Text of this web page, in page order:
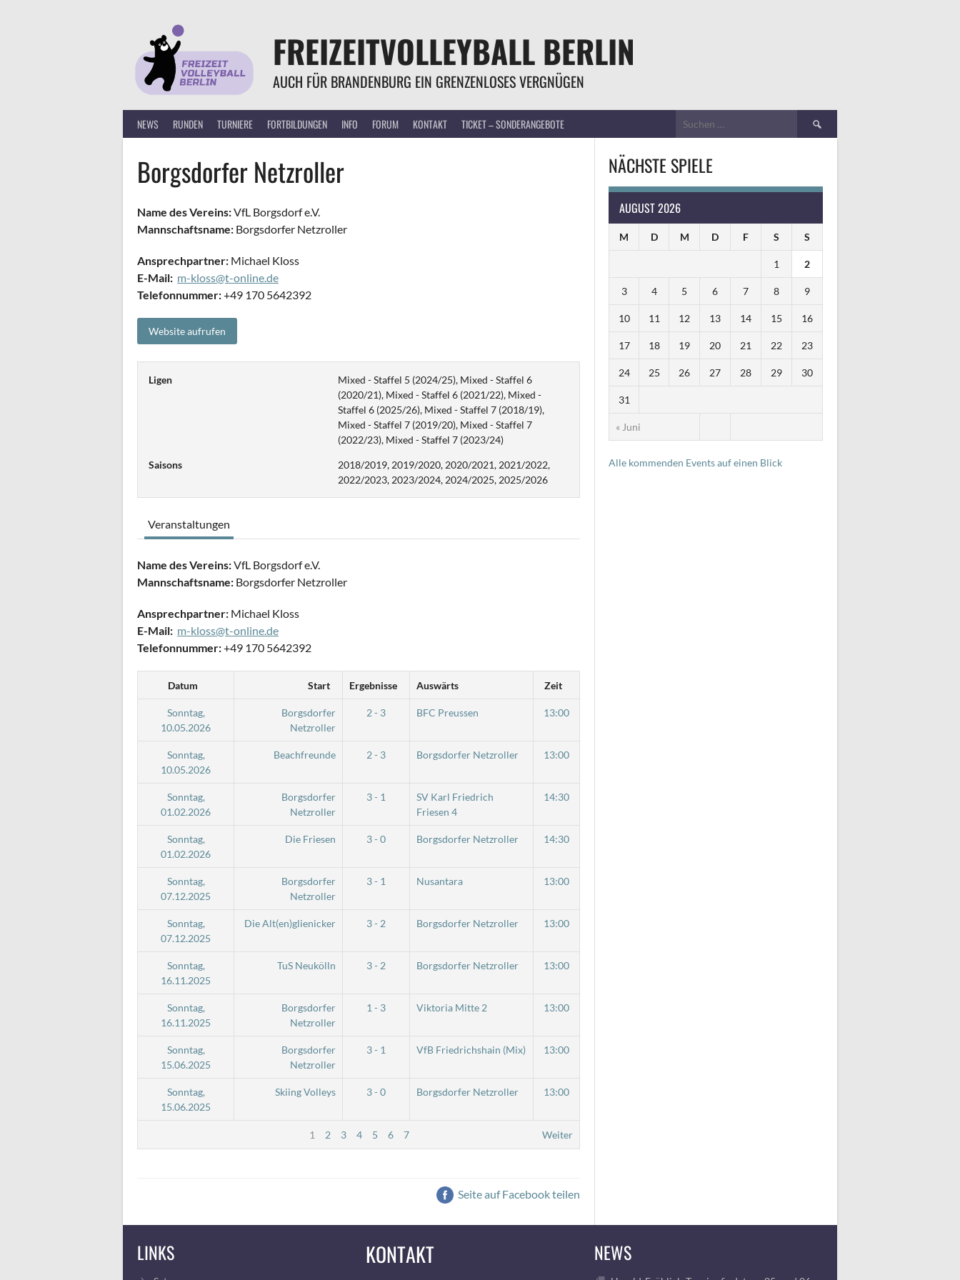
FREIZEITVOLLEYBALL BERLIN
AUCH FÜR BRANDENBURG EIN GRENZENLOSES VERGNÜGEN
NEWS RUNDEN TURNIERE FORTBILDUNGEN INFO FORUM KONTAKT TICKET – SONDERANGEBOTE
Suchen
nach:
Borgsdorfer Netzroller
Name des Vereins:VfL Borgsdorf e.V.
Mannschaftsname: Borgsdorfer Netzroller
Ansprechpartner: Michael Kloss
E-Mail: m-kloss@t-online.de
Telefonnummer:+49 170 5642392
Ligen
Mixed - Staffel 5 (2024/25), Mixed - Staffel 6
(2020/21), Mixed - Staffel 6 (2021/22), Mixed -
Staffel 6 (2025/26), Mixed - Staffel 7 (2018/19),
Mixed - Staffel 7 (2019/20), Mixed - Staffel 7
(2022/23), Mixed - Staffel 7 (2023/24)
Saisons
2018/2019, 2019/2020, 2020/2021, 2021/2022,
2022/2023, 2023/2024, 2024/2025, 2025/2026
Veranstaltungen
Name des Vereins:VfL Borgsdorf e.V.
Mannschaftsname: Borgsdorfer Netzroller
Ansprechpartner: Michael Kloss
E-Mail: m-kloss@t-online.de
Telefonnummer:+49 170 5642392
Datum Start Ergebnisse Auswärts Zeit
Sonntag,
10.05.2026
Borgsdorfer
Netzroller
2 - 3 BFC Preussen 13:00
Sonntag,
10.05.2026
Beachfreunde 2 - 3 Borgsdorfer Netzroller 13:00
Sonntag,
01.02.2026
Borgsdorfer
Netzroller
3 - 1
SV Karl Friedrich
Friesen 4
14:30
Sonntag,
01.02.2026
Die Friesen 3 - 0 Borgsdorfer Netzroller 14:30
Sonntag,
07.12.2025
Borgsdorfer
Netzroller
3 - 1 Nusantara 13:00
Sonntag,
07.12.2025
Die Alt(en)glienicker 3 - 2 Borgsdorfer Netzroller 13:00
Sonntag,
16.11.2025
TuS Neukölln 3 - 2 Borgsdorfer Netzroller 13:00
Sonntag,
16.11.2025
Borgsdorfer
Netzroller
1 - 3 Viktoria Mitte 2 13:00
Sonntag,
15.06.2025
Borgsdorfer
Netzroller
3 - 1 VfB Friedrichshain (Mix) 13:00
Sonntag,
15.06.2025
Skiing Volleys 3 - 0 Borgsdorfer Netzroller 13:00
1 2 3 4 5 6 7 Weiter
Seite auf Facebook teilen
NÄCHSTE SPIELE
AUGUST 2026
M D M D F S S
« Juni
1 2
3 4 5 6 7 8 9
10 11 12 13 14 15 16
17 18 19 20 21 22 23
24 25 26 27 28 29 30
31
Alle kommenden Events auf einen Blick
LINKS KONTAKT NEWS